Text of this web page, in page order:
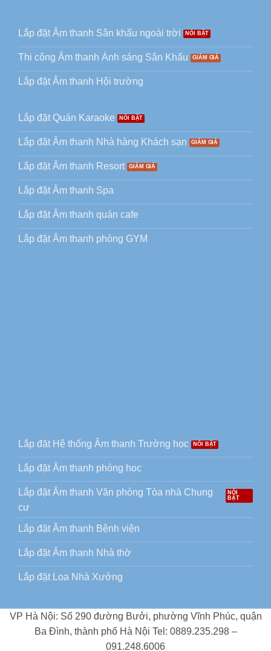
Lắp đặt Âm thanh Sân khấu ngoài trời
Thi công Âm thanh Ánh sáng Sân Khấu
Lắp đặt Âm thanh Hội trường
Lắp đặt Quán Karaoke
Lắp đặt Âm thanh Nhà hàng Khách sạn
Lắp đặt Âm thanh Resort
Lắp đặt Âm thanh Spa
Lắp đặt Âm thanh quán cafe
Lắp đặt Âm thanh phòng GYM
Lắp đặt Hệ thống Âm thanh Trường học
Lắp đặt Âm thanh phòng học
Lắp đặt Âm thanh Văn phòng Tòa nhà Chung
cư
Lắp đặt Âm thanh Bệnh viện
Lắp đặt Âm thanh Nhà thờ
Lắp đặt Loa Nhà Xưởng
VP Hà Nội: Số 290 đường Bưởi, phường Vĩnh Phúc, quận
Ba Đình, thành phố Hà Nội Tel: 0889.235.298 –
091.248.6006